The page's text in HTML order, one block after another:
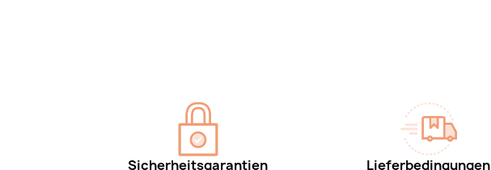
Sicherheitsgarantien Lieferbedingungen